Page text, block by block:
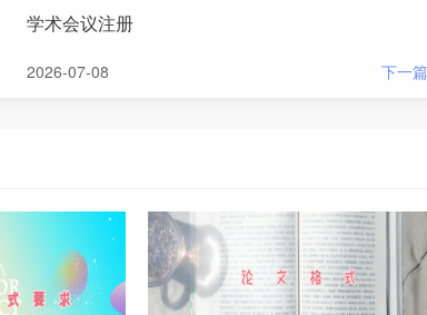
学术会议注册
2026-07-08 下一篇